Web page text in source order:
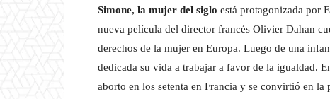
Simone, la mujer del siglo está protagonizada por
nueva película del director francés Olivier Dahan
derechos de la mujer en Europa. Luego de una
dedicada su vida a trabajar a favor de la igualdad.
aborto en los setenta en Francia y se convirtió en